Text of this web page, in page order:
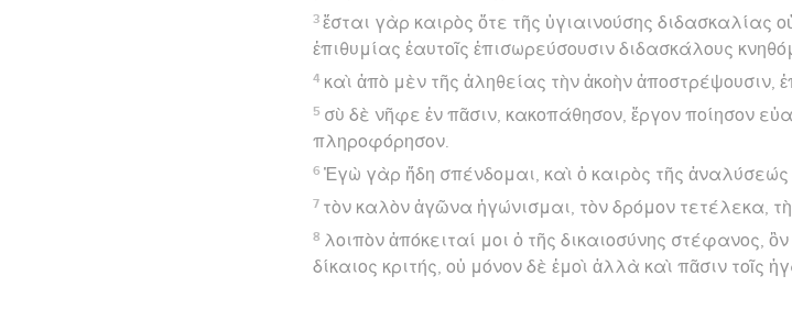
3 ἔσται γὰρ καιρὸς ὅτε τῆς ὑγιαινούσης διδασκαλίας
ἐπιθυμίας ἑαυτοῖς ἐπισωρεύσουσιν διδασκάλους
4 καὶ ἀπὸ μὲν τῆς ἀληθείας τὴν ἀκοὴν ἀποστρέψουσιν,
5 σὺ δὲ νῆφε ἐν πᾶσιν, κακοπάθησον, ἔργον ποίησον
πληροφόρησον.
6 Ἐγὼ γὰρ ἤδη σπένδομαι, καὶ ὁ καιρὸς τῆς ἀναλύσεώς
7 τὸν καλὸν ἀγῶνα ἠγώνισμαι, τὸν δρόμον τετέλεκα,
8 λοιπὸν ἀπόκειταί μοι ὁ τῆς δικαιοσύνης στέφανος,
δίκαιος κριτής, οὐ μόνον δὲ ἐμοὶ ἀλλὰ καὶ πᾶσιν τοῖς